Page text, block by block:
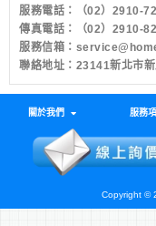
服務電話：
（02）2910-
傳真電話：（02）2910-
服務信箱：
聯絡地址：23141新北市
關於我們 服務
Copyright ©